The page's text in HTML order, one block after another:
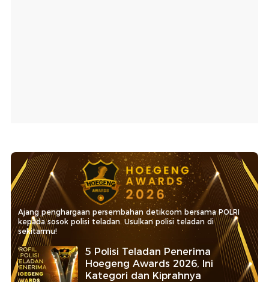
Ajang penghargaan persembahan detikcom bersama POLRI
kepada sosok polisi teladan. Usulkan polisi teladan di
sekitarmu!
5 Polisi Teladan Penerima
Hoegeng Awards 2026, Ini
Kategori dan Kiprahnya